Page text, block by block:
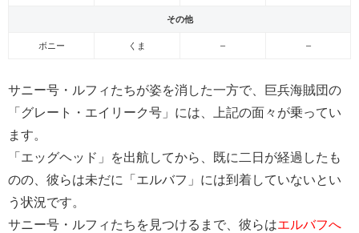
その他
ボニー くま – –
サニー号・ルフィたちが姿を消した一方で、巨兵海賊団の
「グレート・エイリーク号」には、上記の面々が乗ってい
ます。
「エッグヘッド」を出航してから、既に二日が経過したも
のの、彼らは未だに「エルバフ」には到着していないとい
う状況です。
サニー号・ルフィたちを見つけるまで、彼らはエルバフへ